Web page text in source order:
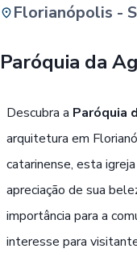
Florianópolis -
Paróquia da
Descubra a Paróquia
arquitetura em
catarinense, esta
apreciação de sua
importância para a
interesse para